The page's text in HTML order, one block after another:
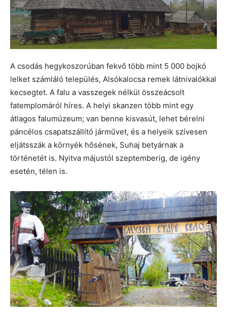
A csodás hegykoszorúban fekvő több mint 5 000 bojkó
lelket számláló település, Alsókalocsa remek látnivalókkal
kecsegtet. A falu a vasszegek nélkül összeácsolt
fatemplomáról híres. A helyi skanzen több mint egy
átlagos falumúzeum; van benne kisvasút, lehet bérelni
páncélos csapatszállító járművet, és a helyeik szívesen
eljátsszák a környék hősének, Suhaj betyárnak a
történetét is. Nyitva májustól szeptemberig, de igény
esetén, télen is.